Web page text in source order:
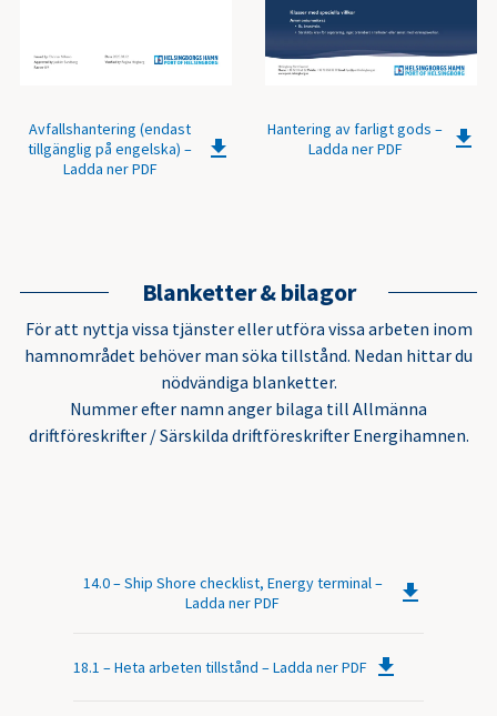
Avfallshantering (endast
tillgänglig på engelska) –
Ladda ner PDF
Hantering av farligt gods –
Ladda ner PDF
Blanketter & bilagor
För att nyttja vissa tjänster eller utföra vissa arbeten inom
hamnområdet behöver man söka tillstånd. Nedan hittar du
nödvändiga blanketter.
Nummer efter namn anger bilaga till Allmänna
driftföreskrifter / Särskilda driftföreskrifter Energihamnen.
14.0 – Ship Shore checklist, Energy terminal –
Ladda ner PDF
18.1 – Heta arbeten tillstånd – Ladda ner PDF